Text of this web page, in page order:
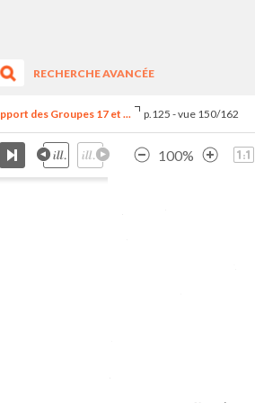
RECHERCHE AVANCÉE
des Groupes 17 et ... p.125 - vue 150/162
100%